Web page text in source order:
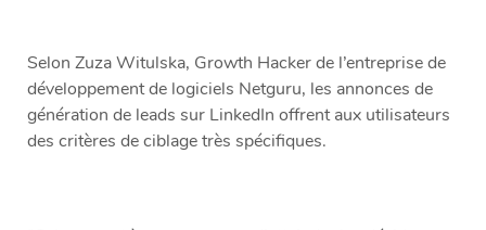
Selon Zuza Witulska, Growth Hacker de l’entreprise de
développement de logiciels Netguru, les annonces de
génération de leads sur LinkedIn offrent aux utilisateurs
des critères de ciblage très spécifiques.